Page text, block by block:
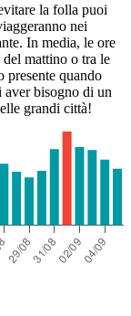
la folla puoi
nei
In media, le ore
mattino o tra le
presente quando
aver bisogno di un
grandi città!